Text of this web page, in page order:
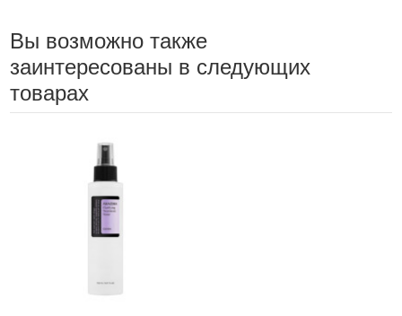
Вы возможно также
заинтересованы в следующих
товарах